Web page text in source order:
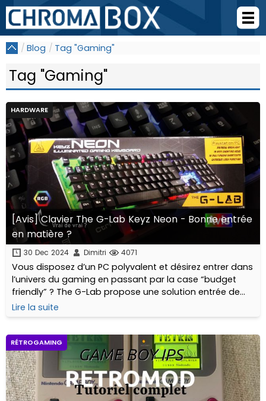
Blog Tag "Gaming"
Tag "Gaming"
HARDWARE
[Avis] Clavier The G-Lab Keyz Neon - Bonne entrée
en matière ?
30 Dec 2024 Dimitri 4071
Vous disposez d’un PC polyvalent et désirez entrer dans
l’univers du gaming en passant par la case “budget
friendly” ? The G-Lab propose une solution entrée de
gamme qui pourrait correspondre à vos attentes, si
elles ne sont pas trop exigeantes...
Lire la suite
RÉTROGAMING